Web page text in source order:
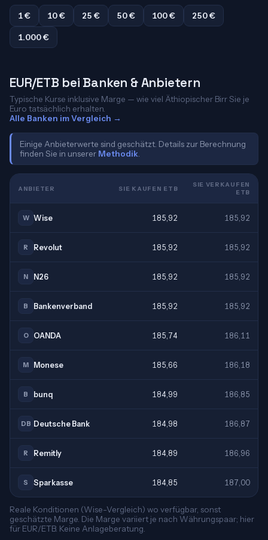
1 € 10 € 25 € 50 € 100 €
250 €
1.000 €
EUR/ETB bei Banken & Anbietern
Typische Kurse inklusive Marge — wie viel Äthiopischer Birr Sie je
Euro tatsächlich erhalten.
Alle Banken im Vergleich →
Einige Anbieterwerte sind geschätzt. Details zur Berechnung
finden Sie in unserer Methodik
ANBIETER SIE KAUFEN ETB
SIE VERKAUFEN
ETB
W Wise 185,92 185,92
R Revolut 185,92 185,92
N N26 185,92 185,92
B Bankenverband 185,92 185,92
O OANDA 185,74 186,11
M Monese 185,66 186,18
B bunq 184,99 186,85
DB Deutsche Bank 184,98 186,87
R Remitly 184,89 186,96
S Sparkasse 184,85 187,00
Reale Konditionen (Wise-Vergleich) wo verfügbar, sonst
geschätzte Marge. Die Marge variiert je nach Währungspaar; hier
für EUR/ETB. Keine Anlageberatung.